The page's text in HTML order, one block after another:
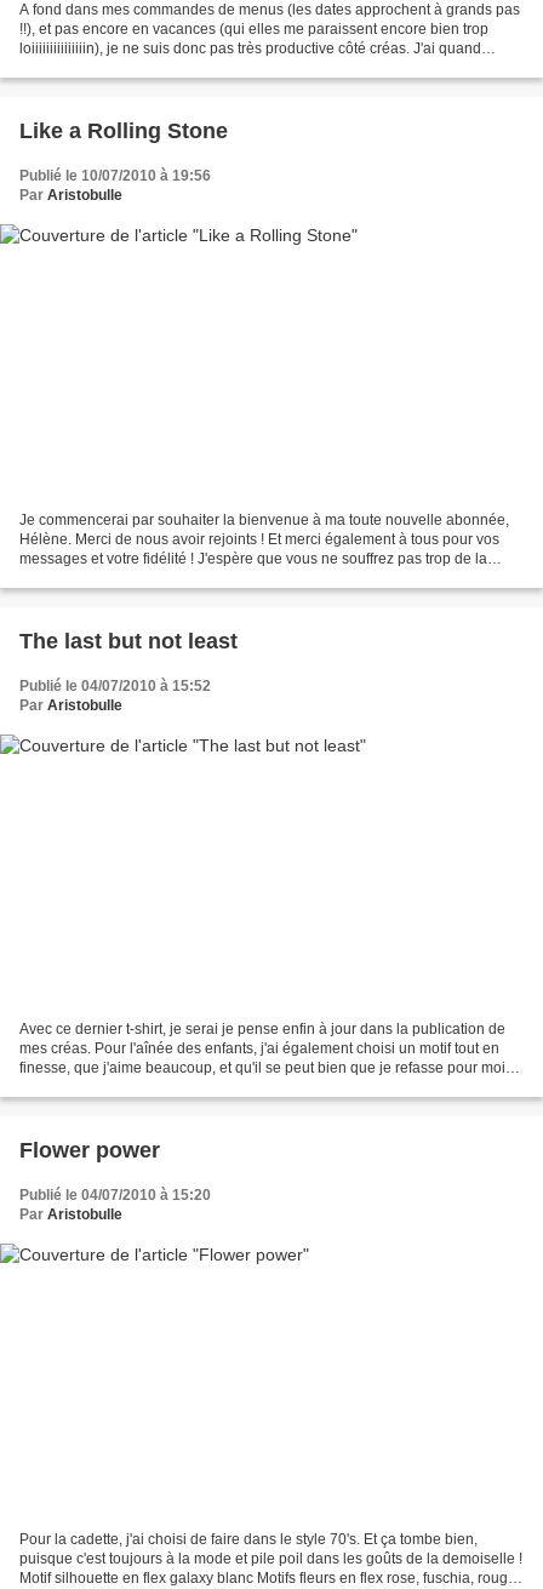
A fond dans mes commandes de menus (les dates approchent à grands pas
!!), et pas encore en vacances (qui elles me paraissent encore bien trop
loiiiiiiiiiiiiiiin), je ne suis donc pas très productive côté créas. J'ai quand
Like a Rolling Stone
Publié le 10/07/2010 à 19:56
Par Aristobulle
Je commencerai par souhaiter la bienvenue à ma toute nouvelle abonnée,
Hélène. Merci de nous avoir rejoints ! Et merci également à tous pour vos
messages et votre fidélité ! J'espère que vous ne souffrez pas trop de la
The last but not least
Publié le 04/07/2010 à 15:52
Par Aristobulle
Avec ce dernier t-shirt, je serai je pense enfin à jour dans la publication de
mes créas. Pour l'aînée des enfants, j'ai également choisi un motif tout en
finesse, que j'aime beaucoup, et qu'il se peut bien que je refasse pour moi
Flower power
Publié le 04/07/2010 à 15:20
Par Aristobulle
Pour la cadette, j'ai choisi de faire dans le style 70's. Et ça tombe bien,
puisque c'est toujours à la mode et pile poil dans les goûts de la demoiselle !
Motif silhouette en flex galaxy blanc Motifs fleurs en flex rose, fuschia, rouge,